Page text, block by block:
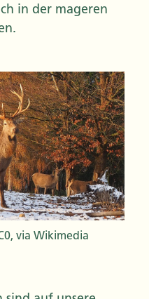
in der mageren
via Wikimedia